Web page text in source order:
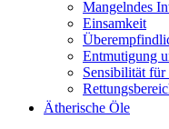
Mangelndes
Einsamkeit
Entmutigung
Sensibilität für
Ätherische Öle